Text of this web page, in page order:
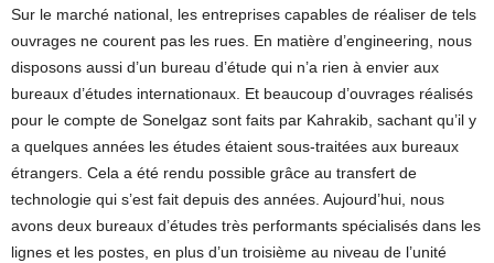
Sur le marché national, les entreprises capables de réaliser de tels
ouvrages ne courent pas les rues. En matière d’engineering, nous
disposons aussi d’un bureau d’étude qui n’a rien à envier aux
bureaux d’études internationaux. Et beaucoup d’ouvrages réalisés
pour le compte de Sonelgaz sont faits par Kahrakib, sachant qu’il y
a quelques années les études étaient sous-traitées aux bureaux
étrangers. Cela a été rendu possible grâce au transfert de
technologie qui s’est fait depuis des années. Aujourd’hui, nous
avons deux bureaux d’études très performants spécialisés dans les
lignes et les postes, en plus d’un troisième au niveau de l’unité